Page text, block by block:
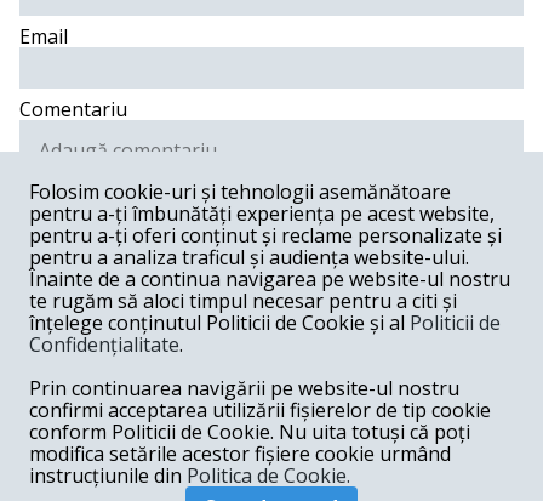
Email
Comentariu
Postează comentariu
mike -02-26-2019
Nici in romana daca-i scria nu ar fi inteles. L-a dezamagit
pe Frans...
emil -02-25-2019
Premierul Dancila aplica tactica Blitzkrieg.
Folosim cookie-uri și tehnologii asemănătoare
pentru a-ți îmbunătăți experiența pe acest website,
pentru a-ți oferi conținut și reclame personalizate și
pentru a analiza traficul și audiența website-ului.
Înainte de a continua navigarea pe website-ul nostru
te rugăm să aloci timpul necesar pentru a citi și
înțelege conținutul Politicii de Cookie și al Politicii de
Confidențialitate.
Prin continuarea navigării pe website-ul nostru
confirmi acceptarea utilizării fișierelor de tip cookie
conform Politicii de Cookie. Nu uita totuși că poți
modifica setările acestor fișiere cookie urmând
instrucțiunile din Politica de Cookie.